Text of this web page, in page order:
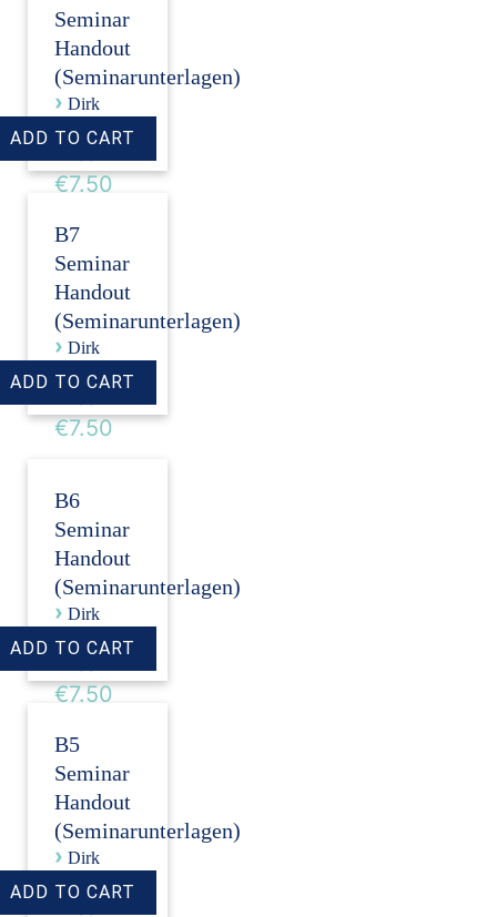
Seminar
Handout
(Seminarunterlagen)
› Dirk
Revenstorf
€7.50
B7
Seminar
Handout
(Seminarunterlagen)
› Dirk
Revenstorf
€7.50
B6
Seminar
Handout
(Seminarunterlagen)
› Dirk
Revenstorf
€7.50
B5
Seminar
Handout
(Seminarunterlagen)
› Dirk
Revenstorf